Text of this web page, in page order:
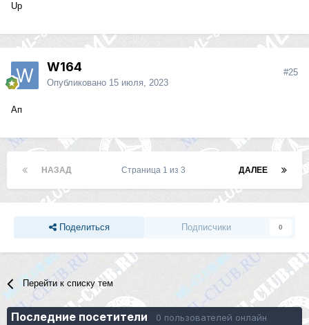
Up
W164
Опубликовано 15 июля, 2023
#25
Ап
НАЗАД ДАЛЕЕ
Страница 1 из 3
Поделиться Подписчики 0
Перейти к списку тем
Последние посетители 0 пользователей онлайн